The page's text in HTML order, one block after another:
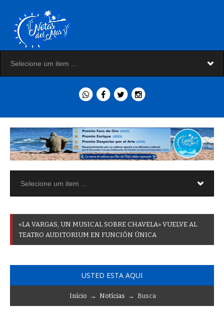
«LA VARGAS UN MUSICAL SOBRE CHAVELA» VUELVE AL
TEATRO AUDITORIUM EN FUNCIÓN ÚNICA
USTED ESTA AQUI
Início → Notícias → Busca